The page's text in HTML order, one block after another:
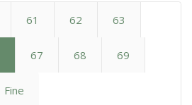
61 62 63
67 68 69
Fine